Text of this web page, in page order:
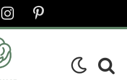
InstagramPinterest